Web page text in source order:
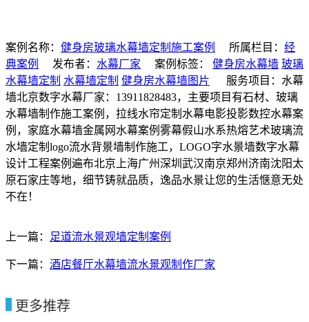
案例名称： 健身房玻璃水幕墙定制施工案例 所属栏目： 经
典案例
发布者： 水幕厂家 案例标签： 健身房水幕墙 玻璃
水幕墙定制 水幕墙定制 健身房水幕墙图片 服务项目：水幕
墙北京数字水幕厂家：13911828483，主要项目有石材、玻璃
水幕墙制作施工案例，拉线水帘定制水幕电影投影数控水幕案
例，家庭水幕墙金属网水幕案例雾幕假山水系热熔艺术玻璃流
水墙定制logo流水背景墙制作施工，LOGO字水景墙数字水幕
设计工程案例遍布北京上海广州深圳武汉南京郑州济南沈阳太
原石家庄等地，细节铸就品质，逸品水景让您的生活惬意无处
不在！
上一篇： 足道流水景观墙定制案例
下一篇： 酒店餐厅水幕墙流水景观制作厂家
更多推荐